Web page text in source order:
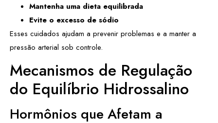
Mantenha uma dieta equilibrada
Evite o excesso de sódio
Esses cuidados ajudam a prevenir problemas e a manter a
pressão arterial sob controle.
Mecanismos de Regulação
do Equilíbrio Hidrossalino
Hormônios que Afetam a